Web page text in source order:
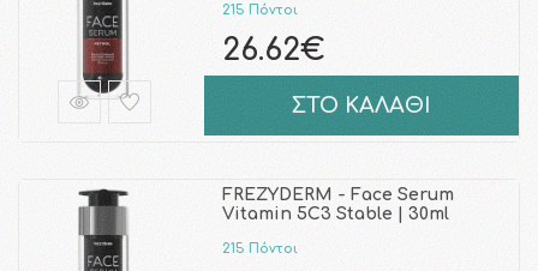
215 Πόντοι
26.62€
ΣΤΟ ΚΑΛΑΘΙ
FREZYDERM - Face Serum
Vitamin 5C3 Stable | 30ml
215 Πόντοι